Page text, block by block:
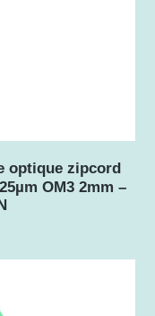
optique zipcord
OM3 2mm –